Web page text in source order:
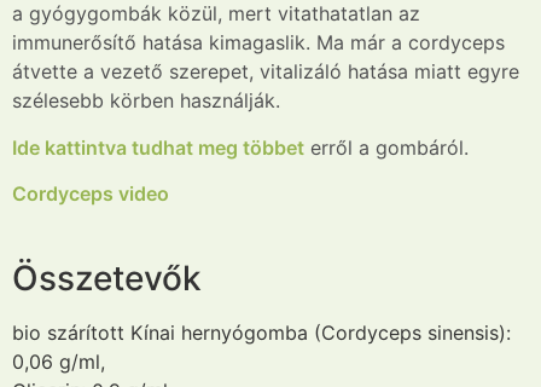
a gyógygombák közül, mert vitathatatlan az
immunerősítő hatása kimagaslik. Ma már a cordyceps
átvette a vezető szerepet, vitalizáló hatása miatt egyre
szélesebb körben használják.
Ide kattintva tudhat meg többet erről a gombáról.
Cordyceps video
Összetevők
bio szárított Kínai hernyógomba (Cordyceps sinensis):
0,06 g/ml,